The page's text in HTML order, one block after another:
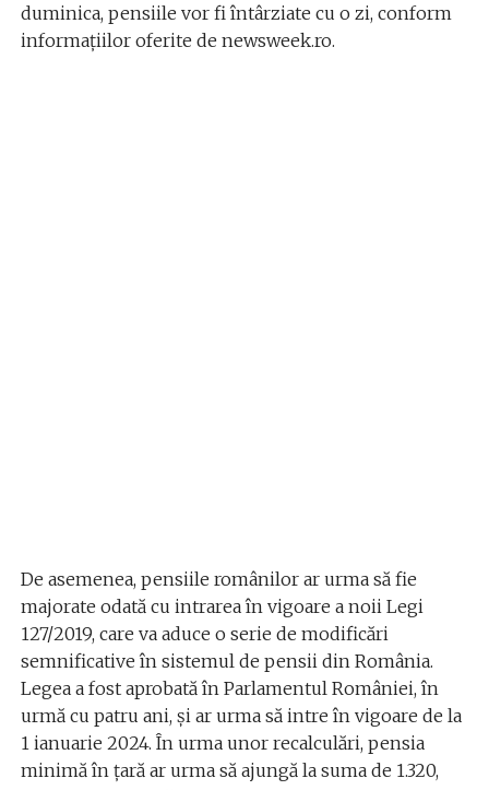
duminica, pensiile vor fi întârziate cu o zi, conform
informațiilor oferite de newsweek.ro.
De asemenea, pensiile românilor ar urma să fie
majorate odată cu intrarea în vigoare a noii Legi
127/2019, care va aduce o serie de modificări
semnificative în sistemul de pensii din România.
Legea a fost aprobată în Parlamentul României, în
urmă cu patru ani, și ar urma să intre în vigoare de la
1 ianuarie 2024. În urma unor recalculări, pensia
minimă în țară ar urma să ajungă la suma de 1.320,